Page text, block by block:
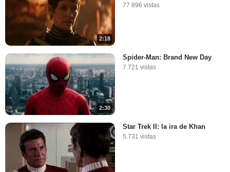
2:18
77.896 vistas
2:30
Spider-Man: Brand New Day
7.721 vistas
Star Trek II: la ira de Khan
5.731 vistas